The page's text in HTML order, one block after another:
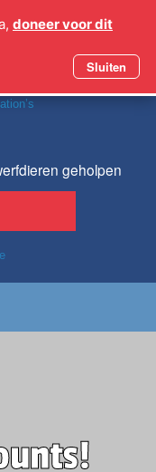
geholpen
doneer voor dit
Sluiten